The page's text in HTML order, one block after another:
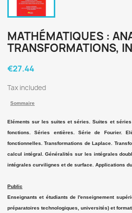
MATHÉMATIQUES :
TRANSFORMATIONS,
€27.44
Tax included
Sommaire
Eléments sur les suites et séries. Suites et
fonctions. Séries entières. Série de Fourier.
fonctionnelles. Transformations de Laplace.
calcul intégral. Généralités sur les intégrales
intégrales curvilignes et de surface. Applications
Public
Enseignants et étudiants de l'enseignement
préparatoires technologiques, universités) et